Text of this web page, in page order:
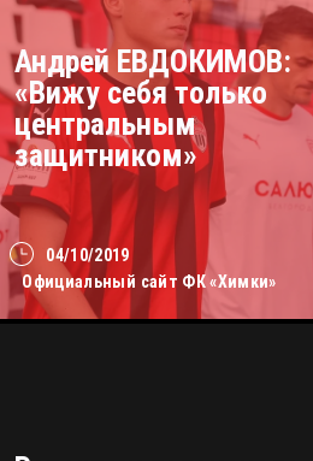
04/10/2019
Официальный сайт ФК «Химки»
Андрей ЕВДОКИМОВ:
«Вижу себя только
центральным
защитником»